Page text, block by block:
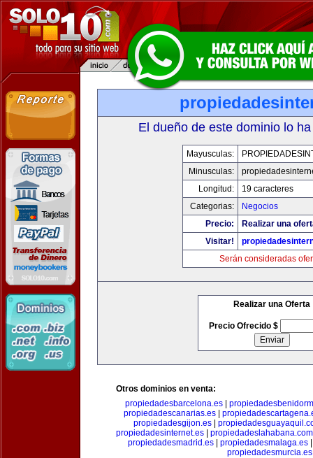
El dueño de este dominio lo
Mayusculas:
Minusculas:
Longitud:
19 caracteres
Categorias:
Negocios
Precio:
Realizar una
Visitar!
Serán consideradas
Realizar una Oferta
Precio Ofrecido $
Otros dominios en venta:
propiedadesbarcelona.es
propiedadescanarias.es|
propiedadesgijon.es
propiedadesinternet.es
propiedadeslahabana.com
propiedadesmadrid.es
propiedadesmalaga.es
propiedadesmurcia.es